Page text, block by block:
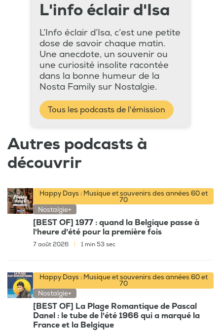
L'info éclair d'Isa
L’Info éclair d’Isa, c’est une petite
dose de savoir chaque matin.
Une anecdote, un souvenir ou
une curiosité insolite racontée
dans la bonne humeur de la
Nosta Family sur Nostalgie.
Tous les podcasts de l'émission
Autres podcasts à
découvrir
Happy Days : Musique et souvenirs des années 60 et
70
Nostalgie+
[BEST OF] 1977 : quand la Belgique passe à
l'heure d'été pour la première fois
7 août 2026 1 min 53 sec
Happy Days : Musique et souvenirs des années 60 et
70
Nostalgie+
[BEST OF] La Plage Romantique de Pascal
Danel : le tube de l'été 1966 qui a marqué la
France et la Belgique